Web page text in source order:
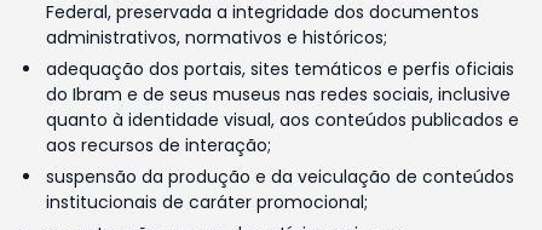
Federal, preservada a integridade dos documentos
administrativos, normativos e históricos;
adequação dos portais, sites temáticos e perfis oficiais
do Ibram e de seus museus nas redes sociais, inclusive
quanto à identidade visual, aos conteúdos publicados e
aos recursos de interação;
suspensão da produção e da veiculação de conteúdos
institucionais de caráter promocional;